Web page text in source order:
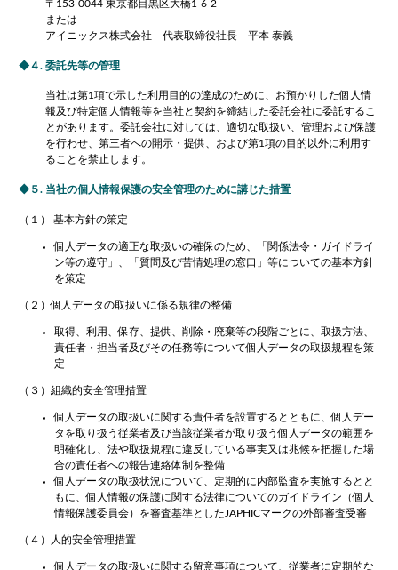
〒153-0044 東京都目黒区大橋1-6-2
または
アイニックス株式会社 代表取締役社長 平本 泰義
４. 委託先等の管理
当社は第1項で示した利用目的の達成のために、お預かりした個人情
報及び特定個人情報等を当社と契約を締結した委託会社に委託するこ
とがあります。委託会社に対しては、適切な取扱い、管理および保護
を行わせ、第三者への開示・提供、および第1項の目的以外に利用す
ることを禁止します。
５. 当社の個人情報保護の安全管理のために講じた措置
（１） 基本方針の策定
個人データの適正な取扱いの確保のため、「関係法令・ガイドライ
ン等の遵守」、「質問及び苦情処理の窓口」等についての基本方針
を策定
（２）個人データの取扱いに係る規律の整備
取得、利用、保存、提供、削除・廃棄等の段階ごとに、取扱方法、
責任者・担当者及びその任務等について個人データの取扱規程を策
定
（３）組織的安全管理措置
個人データの取扱いに関する責任者を設置するとともに、個人デー
タを取り扱う従業者及び当該従業者が取り扱う個人データの範囲を
明確化し、法や取扱規程に違反している事実又は兆候を把握した場
合の責任者への報告連絡体制を整備
個人データの取扱状況について、定期的に内部監査を実施するとと
もに、個人情報の保護に関する法律についてのガイドライン（個人
情報保護委員会）を審査基準としたJAPHICマークの外部審査受審
（４）人的安全管理措置
個人データの取扱いに関する留意事項について、従業者に定期的な